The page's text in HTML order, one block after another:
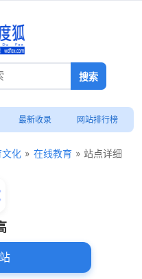
最新收录 网站排行榜
化 » 在线教育 » 站点详细